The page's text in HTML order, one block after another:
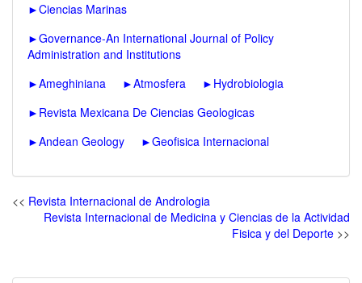
►Ciencias Marinas
►Governance-An International Journal of Policy
Administration and Institutions
►Ameghiniana ►Atmosfera ► Hydrobiologia
► Revista Mexicana De Ciencias Geologicas
►Andean Geology ►Geofisica Internacional
<< Revista Internacional de Andrologia
Revista Internacional de Medicina y Ciencias de la Actividad
Fisica y del Deporte >>